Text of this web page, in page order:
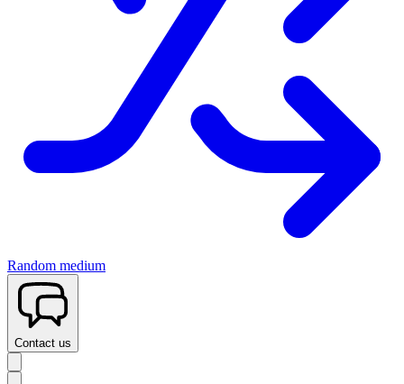
Random medium
Contact us